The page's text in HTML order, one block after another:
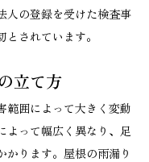
人の登録を受けた検査事
されています。
立て方
範囲によって大きく変動
よって幅広く異なり、足
かります。屋根の雨漏り